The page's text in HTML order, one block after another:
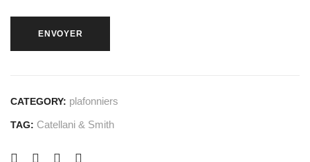
CATEGORY: plafonniers
TAG: Catellani & Smith